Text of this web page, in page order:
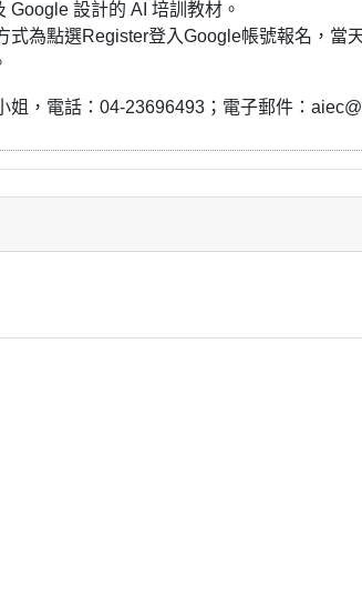
設計的 AI 培訓教材。
式為點選Register登入Google帳號報名，當
姐，電話：04-23696493；電子郵件：